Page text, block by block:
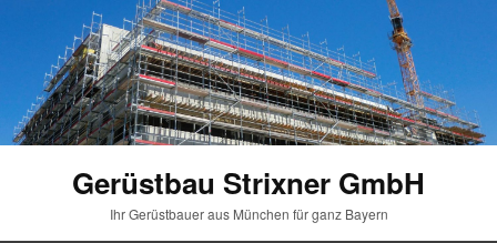
Gerüstbau Strixner GmbH
Ihr Gerüstbauer aus München für ganz Bayern